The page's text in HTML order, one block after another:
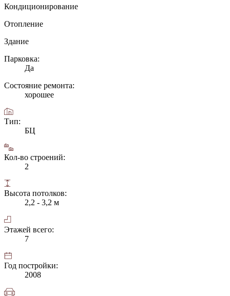
Кондиционирование
Отопление
Здание
Парковка:
Да
Состояние ремонта:
хорошее
Тип:
БЦ
Кол-во строений:
2
Высота потолков:
2,2 - 3,2 м
Этажей всего:
7
Год постройки:
2008